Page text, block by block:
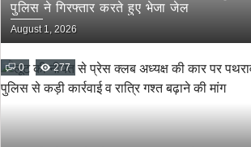
पुलिस ने गिरफ्तार करते हुए भेजा जेल
August 1, 2026
0 277